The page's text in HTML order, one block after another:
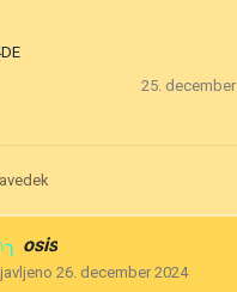
25.
osis
26. december 2024